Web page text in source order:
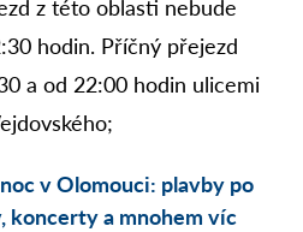
z této oblasti nebude
hodin. Příčný přejezd
a od 22:00 hodin ulicemi
v Olomouci: plavby po
koncerty a mnohem víc